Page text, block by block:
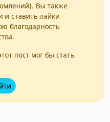
Вы также
и ставить лайки
благодарность
пост мог бы стать